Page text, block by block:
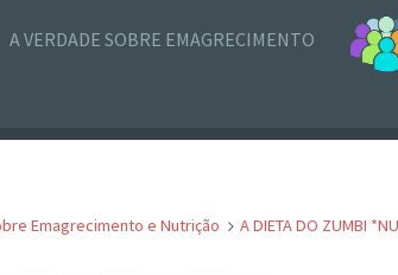
A VERDADE SOBRE EMAGRECIMENTO
Emagrecimento e Nutrição A DIETA DO ZUMBI